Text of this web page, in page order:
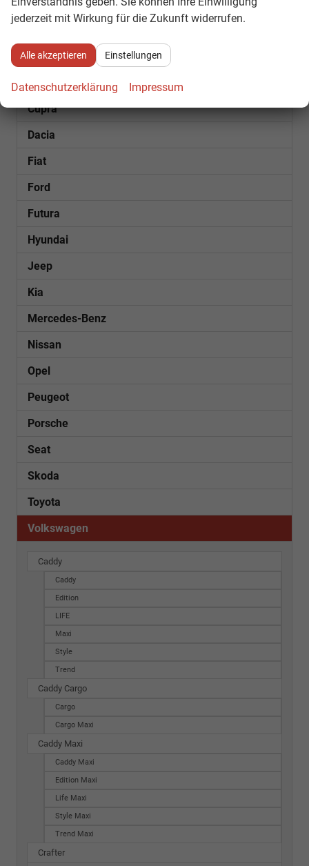
SOFORT VERFÜGBAR
Bentley
Citroën
Cupra
Dacia
Fiat
Ford
Futura
Hyundai
Jeep
Kia
Mercedes-Benz
Nissan
Opel
Peugeot
Porsche
Seat
Skoda
Toyota
Volkswagen
Caddy
Caddy
Edition
LIFE
Maxi
Style
Trend
Caddy Cargo
Cargo
Cargo Maxi
Caddy Maxi
Caddy Maxi
Edition Maxi
Life Maxi
Style Maxi
Trend Maxi
Crafter
jederzeit mit Wirkung für die Zukunft widerrufen.
Alle akzeptieren Einstellungen
Datenschutzerklärung Impressum